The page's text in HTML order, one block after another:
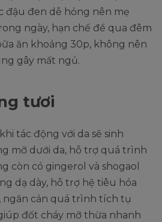
đậu đen dễ hỏng nên mẹ
ngày, hạn chế để qua đêm
ăn khoảng 30p, không nên
gây mất ngủ.
tươi
tác động với da sẽ sinh
mỡ dưới da, hỗ trợ quá trình
còn có gingerol và shogaol
dạ dày, hỗ trợ hệ tiêu hóa
ngăn cản quá trình tích tụ
đốt cháy mỡ thừa nhanh